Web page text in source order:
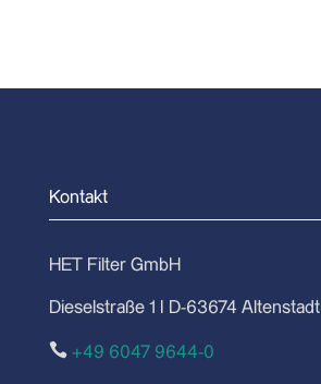
Kontakt
HET Filter GmbH
Dieselstraße 1 I D-63674 Altenstadt
 +49 6047 9644-0